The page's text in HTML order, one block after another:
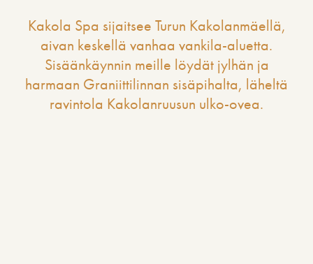
Kakola Spa sijaitsee Turun Kakolanmäellä,
aivan keskellä vanhaa vankila-aluetta.
Sisäänkäynnin meille löydät jylhän ja
harmaan Graniittilinnan sisäpihalta, läheltä
ravintola Kakolanruusun ulko-ovea.